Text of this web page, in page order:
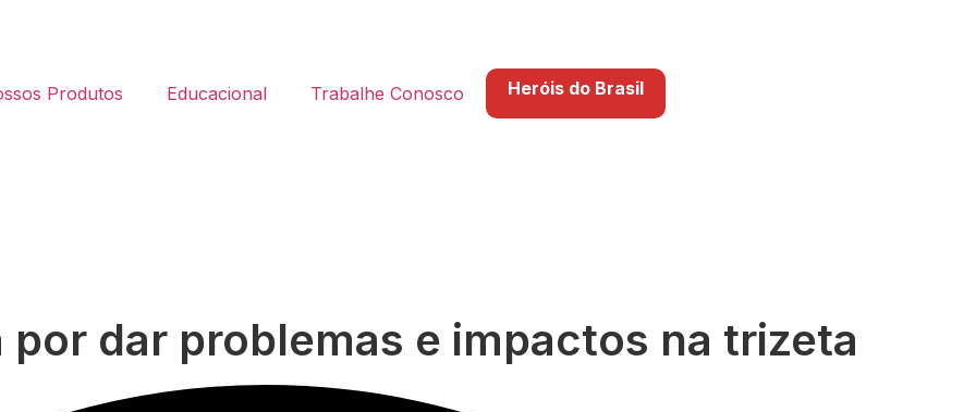
Produtos Educacional Trabalhe Conosco Heróis do Brasil
dar problemas e impactos na trizeta